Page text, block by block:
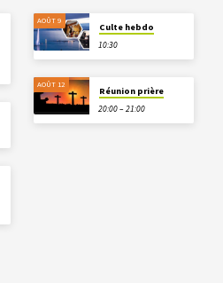
AOÛT 9
Culte hebdo
10:30
AOÛT 12
Réunion prière
20:00 – 21:00